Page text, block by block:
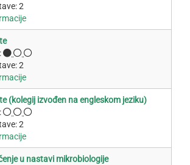
2
2
(kolegij izvođen na engleskom jeziku)
2
u nastavi mikrobiologije